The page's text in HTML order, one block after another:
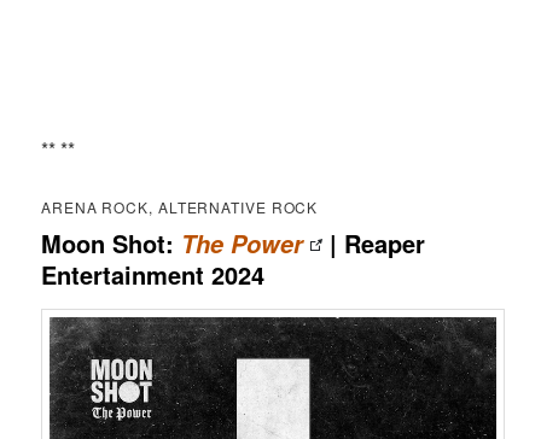
** **
ARENA ROCK, ALTERNATIVE ROCK
Moon Shot: The Power
| Reaper
Entertainment 2024